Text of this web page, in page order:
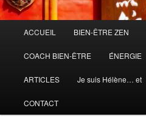
principal
ACCUEIL BIEN-ÊTRE ZEN
COACH BIEN-ÊTRE ÉNERGIE
ARTICLES Je suis Hélène… et
CONTACT